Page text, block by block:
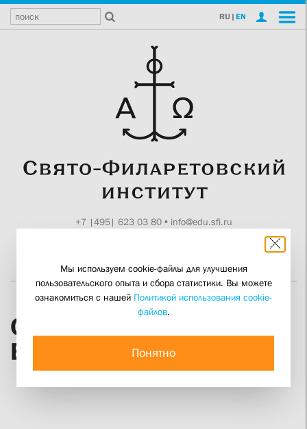
RU | EN
+7 |495| 623 03 80• info@edu.sfi.ru
Ольга Николаевна
Борисова
Мы используем cookie-файлы для улучшения
пользовательского опыта и сбора статистики. Вы можете
ознакомиться с нашей Политикой использования cookie-
файлов.
Понятно